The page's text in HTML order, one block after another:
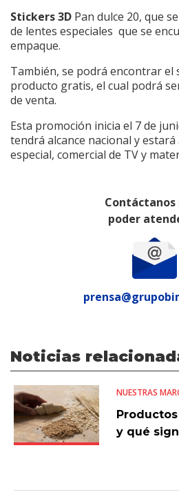
Stickers 3D Pan dulce 20, que
de lentes especiales que se
empaque.
También, se podrá encontrar el
producto gratis, el cual podrá
de venta.
Esta promoción inicia el 7 de
tendrá alcance nacional y
especial, comercial de TV y
Contáctanos
poder
Noticias
NUESTRAS
y qué